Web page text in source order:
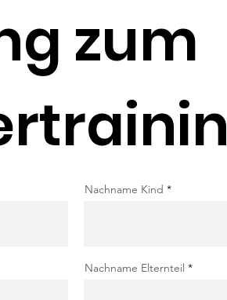
zum
Nachname Kind
Nachname Elternteil